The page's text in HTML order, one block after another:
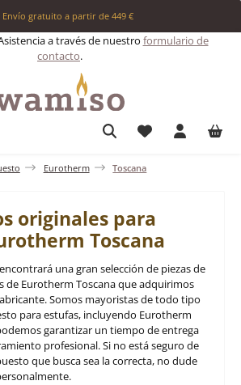
Envío gratuito a partir de 449 €
a través de nuestro formulario de
contacto.
Tienes 0
Eurotherm Toscana
originales para
Toscana
una gran selección de piezas de
de Eurotherm Toscana que adquirimos
Somos mayoristas de todo tipo
para estufas, incluyendo Eurotherm
garantizar un tiempo de entrega
profesional. Si no está seguro de
que busca sea la correcta, no dude